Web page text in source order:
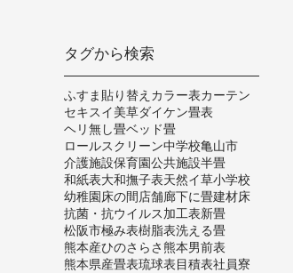
タグから検索
ふすま貼り替え カラー表カーテン
セキスイ美草ダイケン畳表
ヘリ無し畳ベッド畳
ロールスクリーン中学校亀山市
介護施設保育園公共施設半畳
和紙表大和撫子表天然イ草小学校
幼稚園床の間店舗廊下に畳建材床
抗菌・抗ウイルス加工表新畳
松阪市極み表樹脂表洗える畳
熊本産ひのさらさ熊本男前表
熊本県産畳表琉球表目積表社員寮